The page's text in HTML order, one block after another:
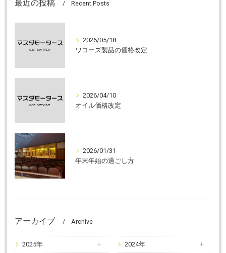
最近の投稿 Recent Posts
2026/05/18
ワコーズ製品の価格改定
2026/04/10
オイル価格改定
2026/01/31
年末年始の過ごし方
アーカイブ Archive
2025年 2024年